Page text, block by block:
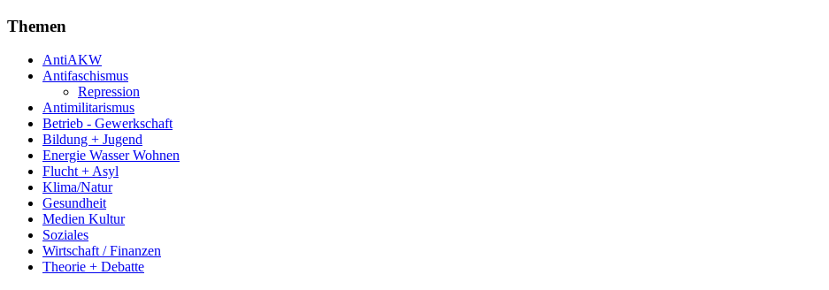
Themen
AntiAKW
Antifaschismus
Repression
Antimilitarismus
Betrieb - Gewerkschaft
Bildung + Jugend
Energie Wasser Wohnen
Flucht + Asyl
Klima/Natur
Gesundheit
Medien Kultur
Soziales
Wirtschaft / Finanzen
Theorie + Debatte